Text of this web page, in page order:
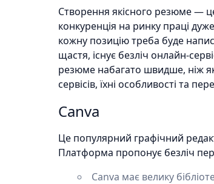
Створення якісного резюме —
конкуренція на ринку праці
кожну позицію треба буде
щастя, існує безліч онлайн-
резюме набагато швидше, ніж
сервісів, їхні особливості та
Canva
Це популярний графічний
Платформа пропонує безліч
Canva має велику